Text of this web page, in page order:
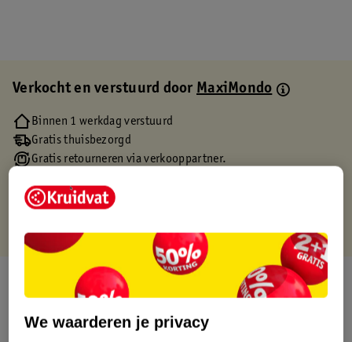
Verkocht en verstuurd doorMaxiMondo
Binnen 1 werkdag verstuurd
Gratis thuisbezorgd
Gratis retourneren via verkooppartner.
Over dit product
Productinformatie
We waarderen je privacy